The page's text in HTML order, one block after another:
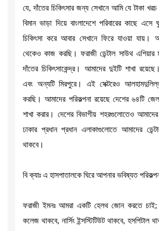
যে, দাঁতের চিকিৎসার জন্য সেখানে আমি যে টাকা
বিমান ভাড়া দিয়ে বাংলাদেশে পরিবারের কাছে এসে
চিকিৎসা করে আবার সেখানে ফিরে যাওয়া যায়।
থেকেও কাজ করছি। ফরাজী ডেন্টাল সাউথ এশিয়ার
দাঁতের চিকিৎসাকেন্দ্র। আমাদের দুইটি শাখা
এবং অন্যটি মিরপুরে। এই সেক্টরেও
করছি। আমাদের পরিকল্পনা রয়েছে দেশের ৬৪টি
শাখা করার। দেশের বিভাগীয় শহরগুলোতেও
ঢাকার প্রধান প্রধান এলাকাগুলোতে আমাদের
থাকবে।
বি ক্যাঃ এ হাসপাতালকে ঘিরে আপনার ভবিষ্যত
ফরাজী ইমনঃ আমরা একটি হেলথ জোন করতে চাই;
কলেজ থাকবে, নার্সিং ইন্সস্টিটিউট থাকবে, হসপিটাল